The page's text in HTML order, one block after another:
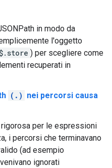
in modo da
l'oggetto
) per scegliere come
recuperati in
(.) nei percorsi causa
per le espressioni
i percorsi che terminavano
(ad esempio
ignorati